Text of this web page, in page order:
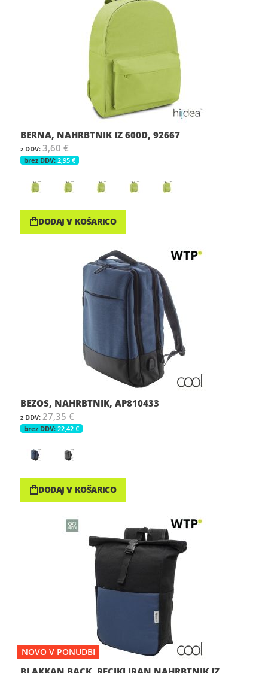
BERNA, NAHRBTNIK IZ 600D, 92667
3,60 €
2,95 €
DODAJ V KOŠARICO
BEZOS, NAHRBTNIK, AP810433
27,35 €
22,42 €
DODAJ V KOŠARICO
NOVO V PONUDBI